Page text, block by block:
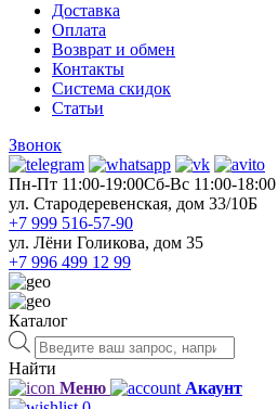
Доставка
Оплата
Возврат и обмен
Контакты
Система скидок
Статьи
Звонок
Пн-Пт 11:00-19:00Cб-Вс 11:00-18:00
ул. Стародеревенская, дом 33/10Б
+7 999 516-57-90
ул. Лёни Голикова, дом 35
+7 996 499 12 99
Каталог
Поиск
товаров
Найти
Меню
Акаунт